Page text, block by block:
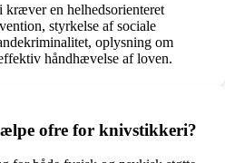
en helhedsorienteret
styrkelse af sociale
oplysning om
håndhævelse af loven.
ofre for knivstikkeri?